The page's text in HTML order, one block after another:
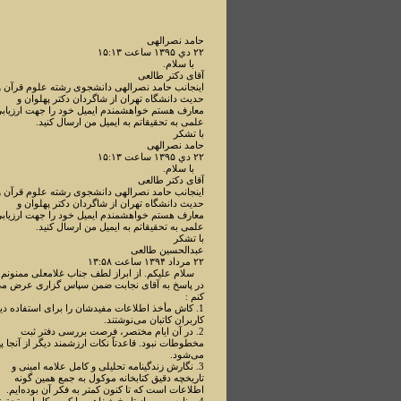
حامد نصرالهی
۲۲ دي ۱۳۹۵ ساعت ۱۵:۱۳
با سلام.
آقای دکتر طالعی
اینجانب حامد نصرالهی دانشجوی رشته علوم قرآن
حدیث دانشگاه تهران از شاگردان دکتر پهلوان و
معارف هستم خواهشمندم ایمیل خود را جهت
علمی به تحقیقاتم به ایمیل من ارسال کنید.
با تشکر
حامد نصرالهی
۲۲ دي ۱۳۹۵ ساعت ۱۵:۱۳
با سلام.
آقای دکتر طالعی
اینجانب حامد نصرالهی دانشجوی رشته علوم قرآن
حدیث دانشگاه تهران از شاگردان دکتر پهلوان و
معارف هستم خواهشمندم ایمیل خود را جهت
علمی به تحقیقاتم به ایمیل من ارسال کنید.
با تشکر
عبدالحسین طالعی
۲۲ مرداد ۱۳۹۴ ساعت ۱۳:۵۸
سلام علیکم. از ابراز لطف جناب غلامعلی ممنونم.
در پاسخ به آقای نجابت ضمن سپاس گزاری عرض
کنم :
1. کاش مأخذ اطلاعات مفیدشان را برای استفاده
کاربران کاتبان می‌نوشتند.
2. در آن ایام مختصر، فرصت بررسی دفتر ثبت
مخطوطات نبود. قاعدتاً نکات ارزشمند دیگر از آنجا
می‌شود.
3. نگارش زندگینامه تحلیلی و کامل علامه امینی و
تاریخچه دقیق کتابخانه موکول به جمع همین گونه
اطلاعات است که تا کنون کمتر به فکر آن بوده‌ایم.